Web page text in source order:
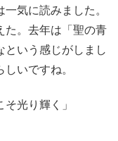
気に読みました。
た。去年は「聖の青
という感じがしまし
いですね。
光り輝く」